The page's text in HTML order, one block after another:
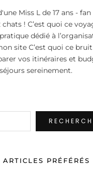
Miss L de 17 ans -
! C’est quoi ce
dédié à
site C’est quoi ce
vos itinéraires et
séjours sereinement.
ARTICLES PRÉFÉRÉS